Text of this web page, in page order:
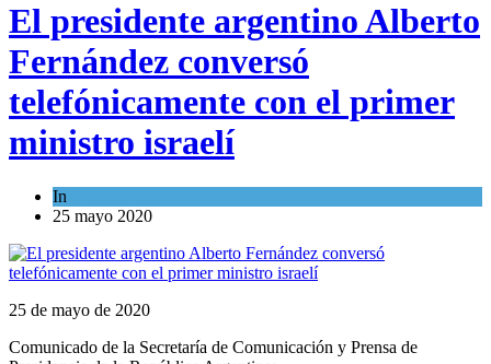
El presidente argentino Alberto
Fernández conversó
telefónicamente con el primer
ministro israelí
In
25 mayo 2020
25 de mayo de 2020
Comunicado de la Secretaría de Comunicación y Prensa de